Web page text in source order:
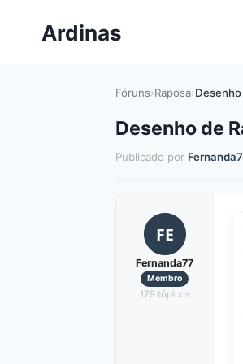
Ardinas
Fóruns›Raposa›
Desenho de
Publicado por
FE
Fernanda77
Membro
179 tópicos